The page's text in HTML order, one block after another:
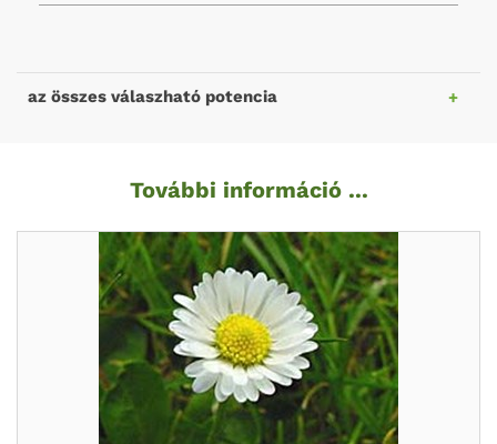
az összes válaszható potencia
További információ ...